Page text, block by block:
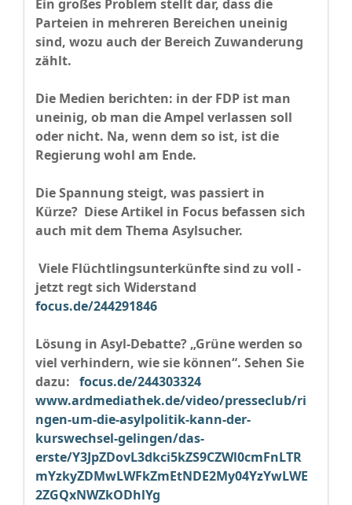
Ein großes Problem stellt dar, dass die
Parteien in mehreren Bereichen uneinig
sind, wozu auch der Bereich Zuwanderung
zählt.
Die Medien berichten: in der FDP ist man
uneinig, ob man die Ampel verlassen soll
oder nicht. Na, wenn dem so ist, ist die
Regierung wohl am Ende.
Die Spannung steigt, was passiert in
Kürze? Diese Artikel in Focus befassen sich
auch mit dem Thema Asylsucher.
Viele Flüchtlingsunterkünfte sind zu voll -
jetzt regt sich Widerstand
focus.de/244291846
Lösung in Asyl-Debatte? „Grüne werden so
viel verhindern, wie sie können“. Sehen Sie
dazu: focus.de/244303324
www.ardmediathek.de/video/presseclub/ri
ngen-um-die-asylpolitik-kann-der-
kurswechsel-gelingen/das-
erste/Y3JpZDovL3dkci5kZS9CZWl0cmFnLTR
mYzkyZDMwLWFkZmEtNDE2My04YzYwLWE
2ZGQxNWZkODhlYg